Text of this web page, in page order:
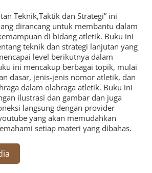
Teknik,Taktik dan Strategi” ini
dirancang untuk membantu dalam
di bidang atletik. Buku ini
teknik dan strategi lanjutan yang
level berikutnya dalam
ini mencakup berbagai topik, mulai
dasar, jenis-jenis nomor atletik, dan
dalam olahraga atletik. Buku ini
ilustrasi dan gambar dan juga
langsung dengan provider
yang akan memudahkan
setiap materi yang dibahas.